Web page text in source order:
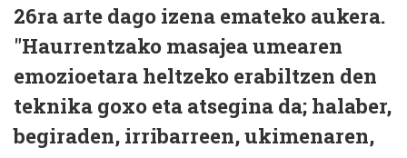
26ra arte dago izena emateko aukera.
"Haurrentzako masajea umearen
emozioetara heltzeko erabiltzen den
teknika goxo eta atsegina da; halaber,
begiraden, irribarreen, ukimenaren,